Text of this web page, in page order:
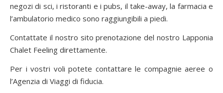
negozi di sci, i ristoranti e i pubs, il take-away, la farmacia e
l’ambulatorio medico sono raggiungibili a piedi.
Contattate il nostro sito prenotazione del nostro Lapponia
Chalet Feeling direttamente.
Per i vostri voli potete contattare le compagnie aeree o
l’Agenzia di Viaggi di fiducia.